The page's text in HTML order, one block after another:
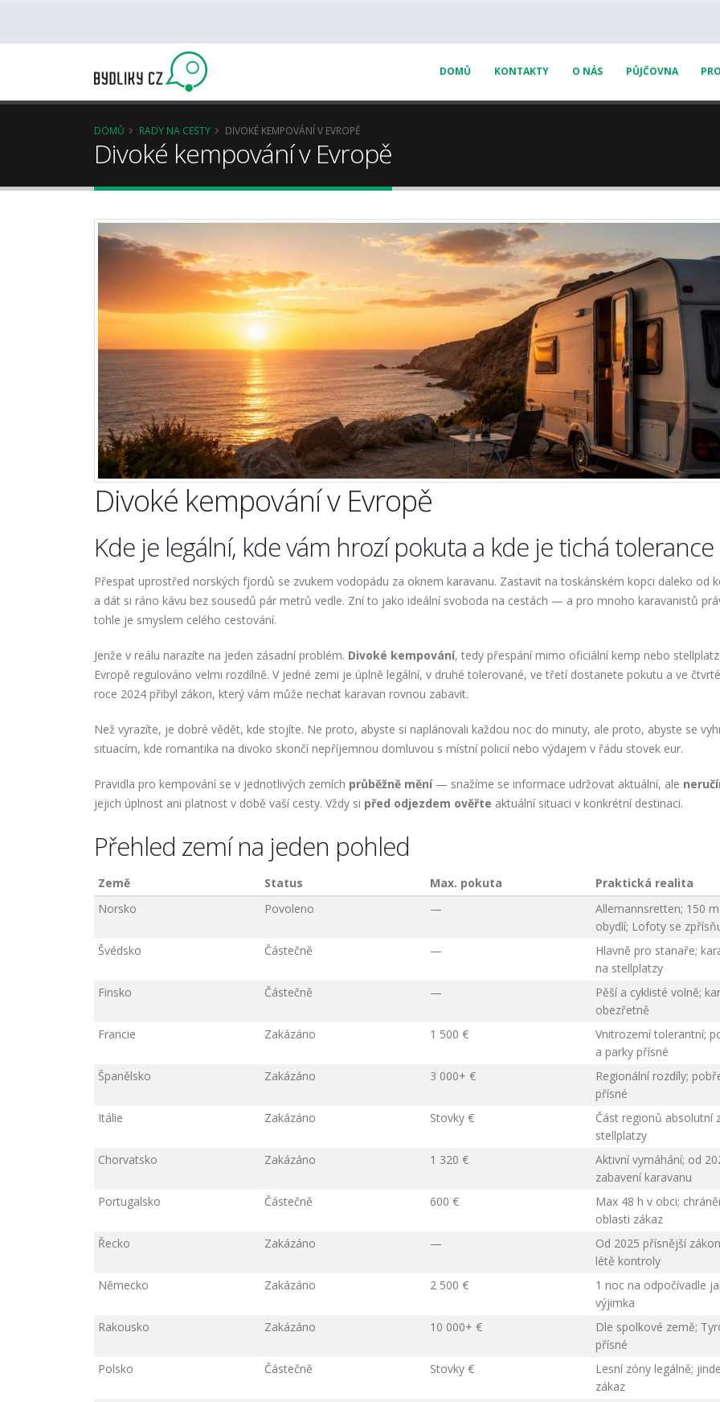
DOMŮ KONTAKTY O NÁS PŮJČOVNA
DOMŮ RADY NA CESTY DIVOKÉ KEMPOVÁNÍ V EVROPĚ
Divoké kempování v Evropě
Divoké kempování v Evropě
Kde je legální, kde vám hrozí pokuta a kde je tichá tolerance
Přespat uprostřed norských fjordů se zvukem vodopádu za oknem karavanu. Zastavit na toskánském kopci daleko od
a dát si ráno kávu bez sousedů pár metrů vedle. Zní to jako ideální svoboda na cestách — a pro mnoho karavanistů
tohle je smyslem celého cestování.
Jenže v reálu narazíte na jeden zásadní problém. Divoké kempování, tedy přespání mimo oficiální kemp nebo
Evropě regulováno velmi rozdílně. V jedné zemi je úplně legální, v druhé tolerované, ve třetí dostanete pokutu a ve
roce 2024 přibyl zákon, který vám může nechat karavan rovnou zabavit.
Než vyrazíte, je dobré vědět, kde stojíte. Ne proto, abyste si naplánovali každou noc do minuty, ale proto, abyste se
situacím, kde romantika na divoko skončí nepříjemnou domluvou s místní policií nebo výdajem v řádu stovek eur.
Pravidla pro kempování se v jednotlivých zemích průběžně mění— snažíme se informace udržovat aktuální, ale
jejich úplnost ani platnost v době vaší cesty. Vždy si před odjezdem ověřte aktuální situaci v konkrétní destinaci.
Přehled zemí na jeden pohled
Země Status Max. pokuta
Praktická realita
Norsko
Povoleno —
Allemannsretten; 150
obydlí; Lofoty se
Švédsko
Částečně —
Hlavně pro stanaře;
na stellplatzy
Finsko
Částečně —
Pěší a cyklisté volně;
obezřetně
Francie
Zakázáno 1 500 €
Vnitrozemí tolerantní;
a parky přísné
Španělsko
Zakázáno 3 000+ €
Regionální rozdíly;
přísné
Itálie
Zakázáno Stovky €
Část regionů absolutní
stellplatzy
Chorvatsko
Zakázáno 1 320 €
Aktivní vymáhání; od
zabavení karavanu
Portugalsko
Částečně 600 €
Max 48 h v obci;
oblasti zákaz
Řecko
Zakázáno —
Od 2025 přísnější
létě kontroly
Německo
Zakázáno 2 500 €
1 noc na odpočívadle
výjimka
Rakousko
Zakázáno 10 000+ €
Dle spolkové země;
přísné
Polsko
Částečně Stovky €
Lesní zóny legálně; jinde
zákaz